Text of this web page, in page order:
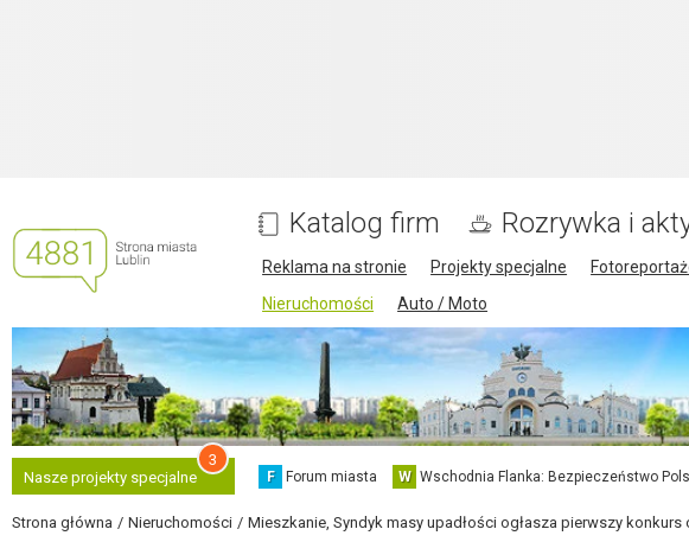
Katalog firm Rozrywka i
Reklama na stronie Projekty specjalne
Nieruchomości
Auto / Moto
Nasze projekty specjalne
3
F Forum miasta W Wschodnia Flanka: Bezpieczeństwo
Strona główna Nieruchomości Mieszkanie, Syndyk masy upadłości ogłasza pierwszy